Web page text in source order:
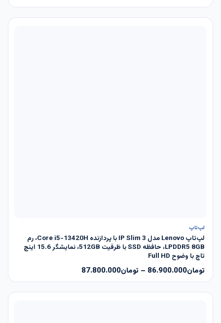
ناموجود
لپ‌تاپ
لپ‌تاپ Lenovo مدل IP Slim 3 با پردازنده Core i5-13420H، رم
LPDDR5 8GB، حافظه SSD با ظرفیت 512GB، نمایشگر 15.6 اینچ
تاچ با وضوح Full HD
تومان86.900.000
– تومان87.800.000